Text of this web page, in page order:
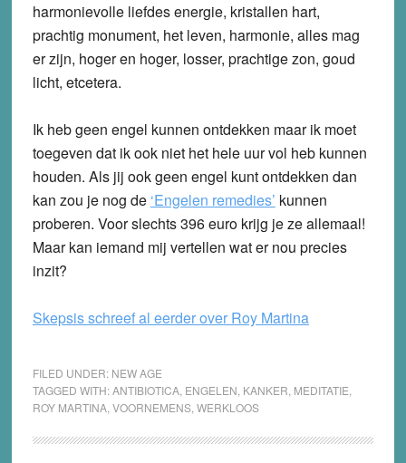
harmonievolle liefdes energie, kristallen hart,
prachtig monument, het leven, harmonie, alles mag
er zijn, hoger en hoger, losser, prachtige zon, goud
licht, etcetera.
Ik heb geen engel kunnen ontdekken maar ik moet
toegeven dat ik ook niet het hele uur vol heb kunnen
houden. Als jij ook geen engel kunt ontdekken dan
kan zou je nog de ‘Engelen remedies’ kunnen
proberen. Voor slechts 396 euro krijg je ze allemaal!
Maar kan iemand mij vertellen wat er nou precies
inzit?
Skepsis schreef al eerder over Roy Martina
FILED UNDER: NEW AGE
TAGGED WITH:ANTIBIOTICA, ENGELEN, KANKER, MEDITATIE,
ROY MARTINA,VOORNEMENS,WERKLOOS